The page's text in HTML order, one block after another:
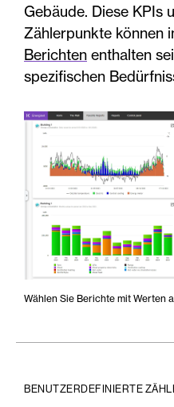
Gebäude. Diese KPIs
Zählerpunkte können
Berichten enthalten
spezifischen
Wählen Sie Berichte mit Werten
BENUTZERDEFINIERTE